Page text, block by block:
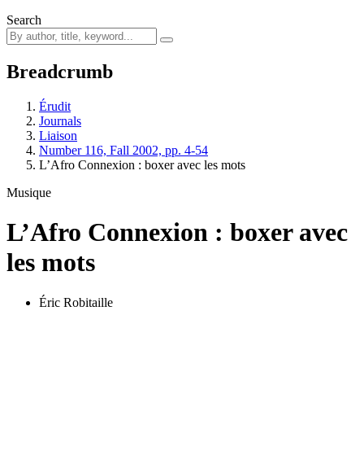
Search
Breadcrumb
Érudit
Journals
Liaison
Number 116, Fall 2002, pp. 4-54
L’Afro Connexion : boxer avec les mots
Musique
L’Afro Connexion : boxer avec
les mots
Éric Robitaille